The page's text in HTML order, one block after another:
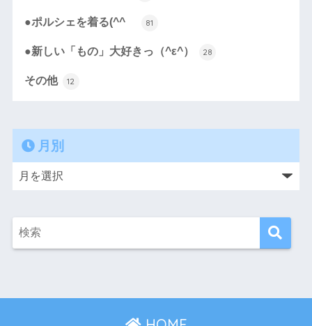
●ポルシェを着る(^^ゞ 81
●新しい「もの」大好きっ（^ε^） 28
その他 12
月別